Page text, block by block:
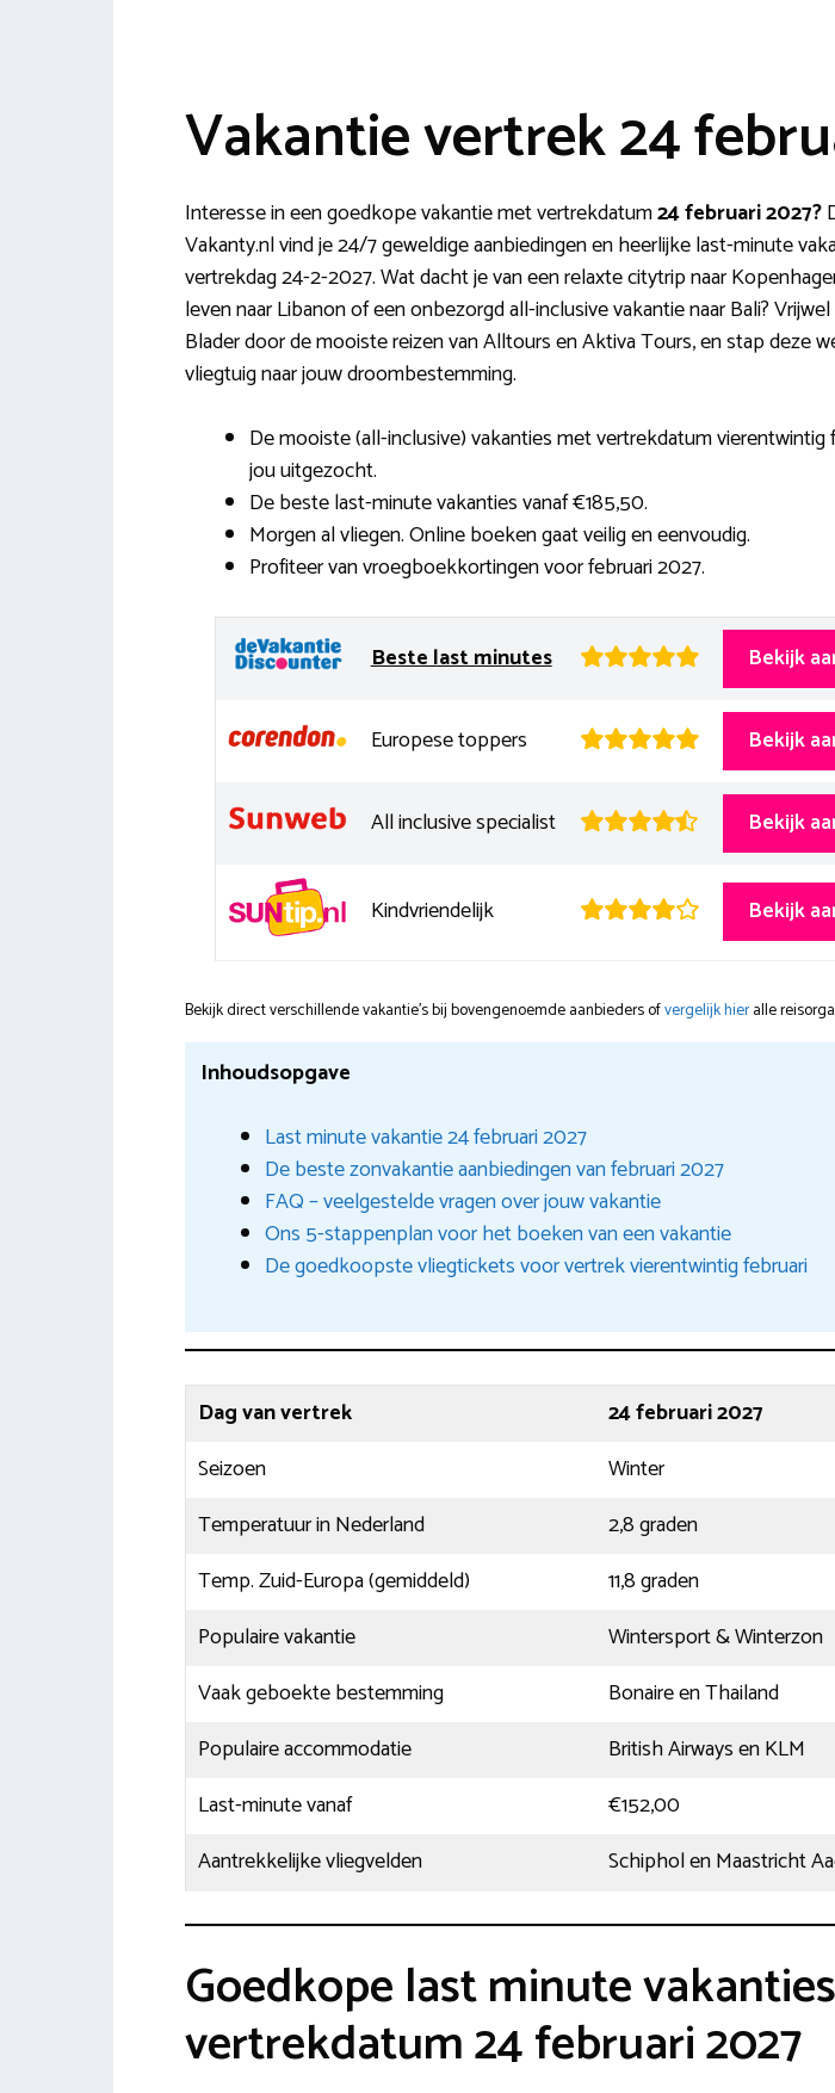
Vakantie vertrek 24
Interesse in een goedkope vakantie met vertrekdatum24 februari 2027?
Vakanty.nl vind je 24/7 geweldige aanbiedingen en heerlijke last-minute
vertrekdag 24-2-2027. Wat dacht je van een relaxte citytrip naar
leven naar Libanon of een onbezorgd all-inclusive vakantie naar Bali?
Blader door de mooiste reizen van Alltours en Aktiva Tours, en stap deze
vliegtuig naar jouw droombestemming.
De mooiste (all-inclusive) vakanties met vertrekdatum vierentwintig
jou uitgezocht.
De beste last-minute vakanties vanaf €185,50.
Morgen al vliegen. Online boeken gaat veilig en eenvoudig.
Profiteer van vroegboekkortingen voor februari 2027.
Beste last minutes Bekijk
Europese toppers Bekijk
All inclusive specialist Bekijk
Kindvriendelijk Bekijk
Bekijk direct verschillende vakantie's bij bovengenoemde aanbieders ofvergelijk hieralle
Inhoudsopgave
Last minute vakantie 24 februari 2027
De beste zonvakantie aanbiedingen van februari 2027
FAQ – veelgestelde vragen over jouw vakantie
Ons 5-stappenplan voor het boeken van een vakantie
De goedkoopste vliegtickets voor vertrek vierentwintig februari
Dag van vertrek
24 februari 2027
Seizoen
Winter
Temperatuur in Nederland
2,8 graden
Temp. Zuid-Europa (gemiddeld)
11,8 graden
Populaire vakantie
Wintersport & Winterzon
Vaak geboekte bestemming
Bonaire en Thailand
Populaire accommodatie
British Airways en KLM
Last-minute vanaf
€152,00
Aantrekkelijke vliegvelden
Schiphol en Maastricht
Goedkope last minute vakanties
vertrekdatum 24 februari 2027